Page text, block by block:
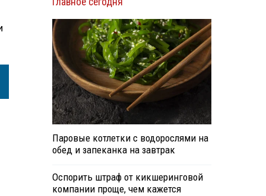
Паровые котлетки с водорослями на
обед и запеканка на завтрак
Оспорить штраф от кикшеринговой
компании проще, чем кажется